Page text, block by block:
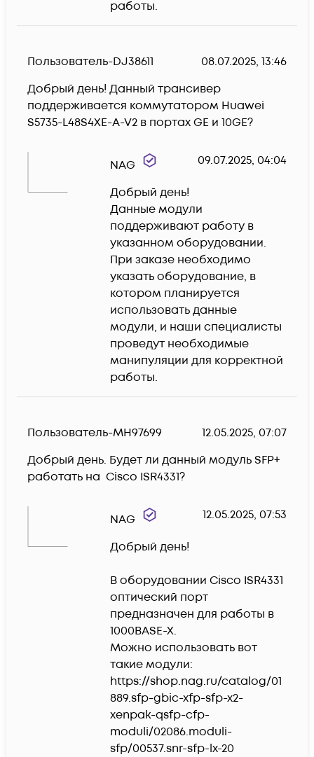
работы.
Пользователь-DJ38611
08.07.2025, 13:46
Добрый день! Данный трансивер
поддерживается коммутатором Huawei
S5735-L48S4XE-A-V2 в портах GE и 10GE?
NAG 09.07.2025, 04:04
Добрый день!
Данные модули
поддерживают работу в
указанном оборудовании.
При заказе необходимо
указать оборудование, в
котором планируется
использовать данные
модули, и наши специалисты
проведут необходимые
манипуляции для корректной
работы.
Пользователь-MH97699
12.05.2025, 07:07
Добрый день. Будет ли данный модуль SFP+
работать на  Cisco ISR4331?
NAG 12.05.2025, 07:53
Добрый день!
В оборудовании Cisco ISR4331
оптический порт
предназначен для работы в
1000BASE-X.
Можно использовать вот
такие модули:
https://shop.nag.ru/catalog/01
889.sfp-gbic-xfp-sfp-x2-
xenpak-qsfp-cfp-
moduli/02086.moduli-
sfp/00537.snr-sfp-lx-20